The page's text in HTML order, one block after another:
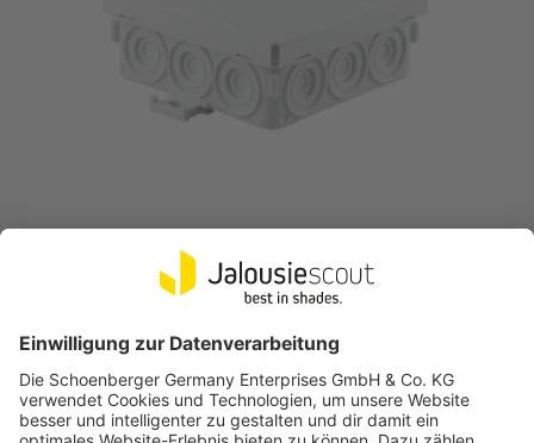
JAROLIFT
Abzweigkasten | ETAK2, 85 x 85 x 37 mm, 12
Einführungen